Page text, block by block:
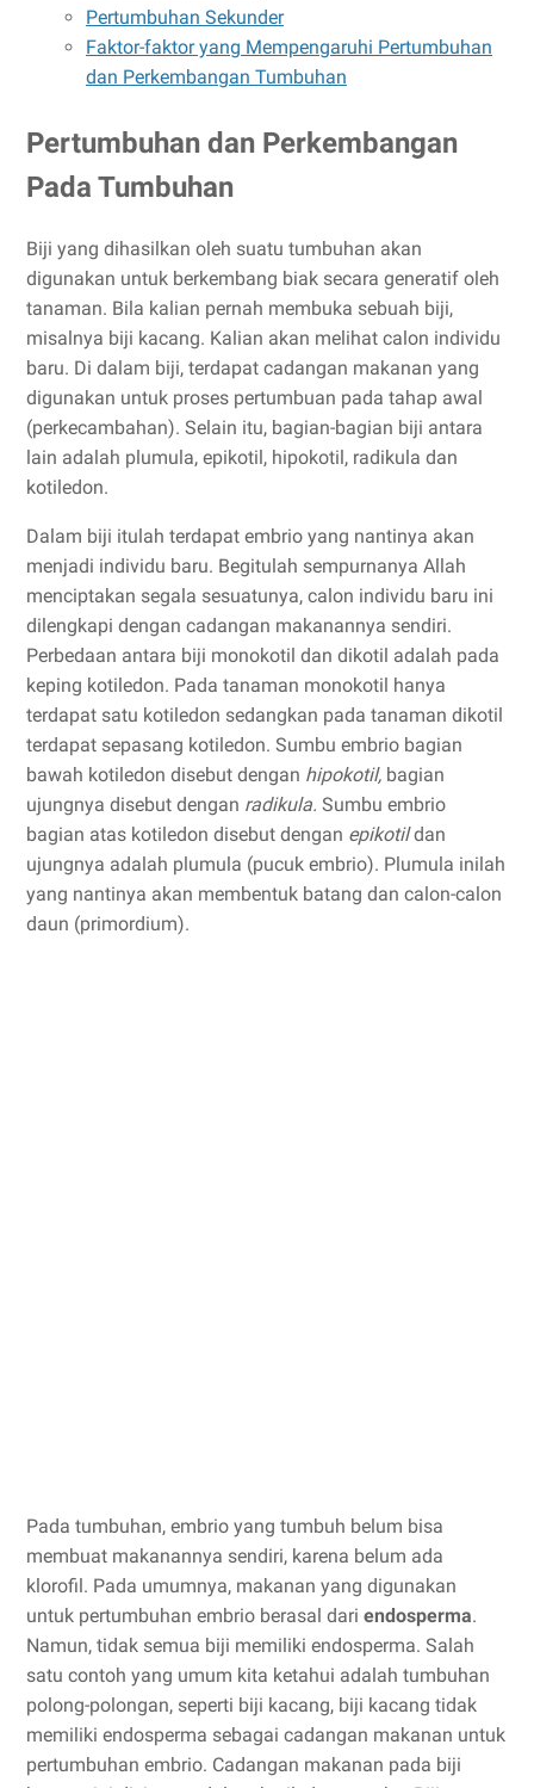
Pertumbuhan Sekunder
Faktor-faktor yang Mempengaruhi Pertumbuhan
dan Perkembangan Tumbuhan
Pertumbuhan dan Perkembangan
Pada Tumbuhan
Biji yang dihasilkan oleh suatu tumbuhan akan
digunakan untuk berkembang biak secara generatif oleh
tanaman. Bila kalian pernah membuka sebuah biji,
misalnya biji kacang. Kalian akan melihat calon individu
baru. Di dalam biji, terdapat cadangan makanan yang
digunakan untuk proses pertumbuan pada tahap awal
(perkecambahan). Selain itu, bagian-bagian biji antara
lain adalah plumula, epikotil, hipokotil, radikula dan
kotiledon.
Dalam biji itulah terdapat embrio yang nantinya akan
menjadi individu baru. Begitulah sempurnanya Allah
menciptakan segala sesuatunya, calon individu baru ini
dilengkapi dengan cadangan makanannya sendiri.
Perbedaan antara biji monokotil dan dikotil adalah pada
keping kotiledon. Pada tanaman monokotil hanya
terdapat satu kotiledon sedangkan pada tanaman dikotil
terdapat sepasang kotiledon. Sumbu embrio bagian
bawah kotiledon disebut dengan hipokotil, bagian
ujungnya disebut dengan radikula. Sumbu embrio
bagian atas kotiledon disebut dengan epikotildan
ujungnya adalah plumula (pucuk embrio). Plumula inilah
yang nantinya akan membentuk batang dan calon-calon
daun (primordium).
Pada tumbuhan, embrio yang tumbuh belum bisa
membuat makanannya sendiri, karena belum ada
klorofil. Pada umumnya, makanan yang digunakan
untuk pertumbuhan embrio berasal dari endosperma.
Namun, tidak semua biji memiliki endosperma. Salah
satu contoh yang umum kita ketahui adalah tumbuhan
polong-polongan, seperti biji kacang, biji kacang tidak
memiliki endosperma sebagai cadangan makanan untuk
pertumbuhan embrio. Cadangan makanan pada biji